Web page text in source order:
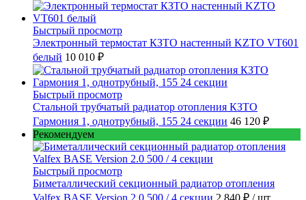
Быстрый просмотр
Электронный термостат КЗТО настенный KZTO VT601
белый 10 010 ₽
Быстрый просмотр
Стальной трубчатый радиатор отопления КЗТО
Гармония 1, однотрубный, 155 24 секции 46 120 ₽
Рекомендуем
Быстрый просмотр
Биметаллический секционный радиатор отопления
Valfex BASE Version 2.0 500 / 4 секции 2 840 ₽ / шт